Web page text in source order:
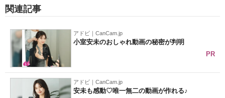
関連記事
アドビ｜CanCam.jp
小室安未のおしゃれ動画の秘密が判明
PR
アドビ｜CanCam.jp
安未も感動♡唯一無二の動画が作れる♪